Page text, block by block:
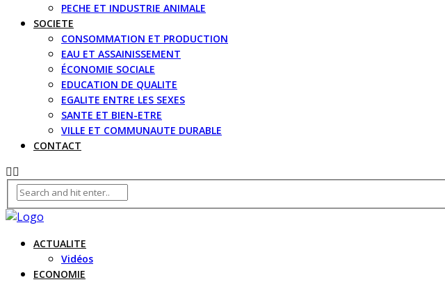
PECHE ET INDUSTRIE ANIMALE
SOCIETE
CONSOMMATION ET PRODUCTION
EAU ET ASSAINISSEMENT
ÉCONOMIE SOCIALE
EDUCATION DE QUALITE
EGALITE ENTRE LES SEXES
SANTE ET BIEN-ETRE
VILLE ET COMMUNAUTE DURABLE
CONTACT
ACTUALITE
Vidéos
ECONOMIE